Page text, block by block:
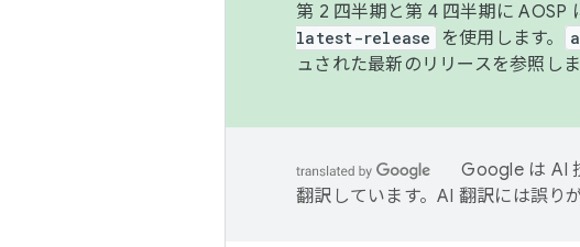
第 2 四半期と第 4 四半期に AOSP
latest-release
を使用します。
ュされた最新のリリースを参照し
Google は AI
翻訳しています。AI 翻訳には誤り